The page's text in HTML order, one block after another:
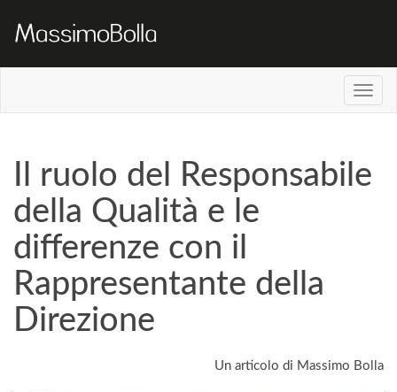
Il ruolo del Responsabile
della Qualità e le
differenze con il
Rappresentante della
Direzione
Un articolo di Massimo Bolla